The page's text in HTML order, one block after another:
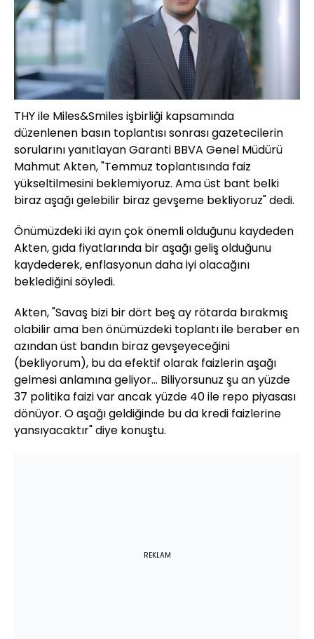
THY ile Miles&Smiles işbirliği kapsamında
düzenlenen basın toplantısı sonrası gazetecilerin
sorularını yanıtlayan Garanti BBVA Genel Müdürü
Mahmut Akten, "Temmuz toplantısında faiz
yükseltilmesini beklemiyoruz. Ama üst bant belki
biraz aşağı gelebilir biraz gevşeme bekliyoruz" dedi.
Önümüzdeki iki ayın çok önemli olduğunu kaydeden
Akten, gıda fiyatlarında bir aşağı geliş olduğunu
kaydederek, enflasyonun daha iyi olacağını
beklediğini söyledi.
Akten, "Savaş bizi bir dört beş ay rötarda bırakmış
olabilir ama ben önümüzdeki toplantı ile beraber en
azından üst bandın biraz gevşeyeceğini
(bekliyorum), bu da efektif olarak faizlerin aşağı
gelmesi anlamına geliyor... Biliyorsunuz şu an yüzde
37 politika faizi var ancak yüzde 40 ile repo piyasası
dönüyor. O aşağı geldiğinde bu da kredi faizlerine
yansıyacaktır" diye konuştu.
REKLAM